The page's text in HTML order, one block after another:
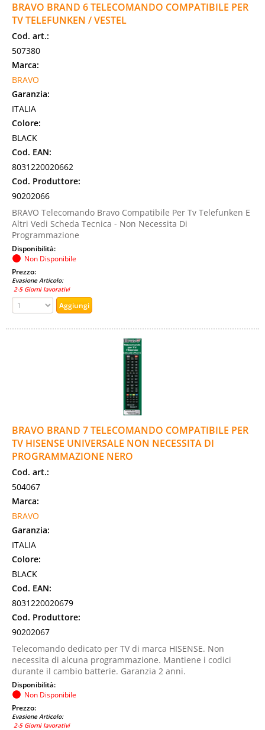
BRAVO BRAND 6 TELECOMANDO COMPATIBILE PER
TV TELEFUNKEN / VESTEL
Cod. art.:
507380
Marca:
BRAVO
Garanzia:
ITALIA
Colore:
BLACK
Cod. EAN:
8031220020662
Cod. Produttore:
90202066
BRAVO Telecomando Bravo Compatibile Per Tv Telefunken E
Altri Vedi Scheda Tecnica - Non Necessita Di
Programmazione
Disponibilità:
Non Disponibile
Prezzo:
Evasione Articolo:
2-5 Giorni lavorativi
BRAVO BRAND 7 TELECOMANDO COMPATIBILE PER
TV HISENSE UNIVERSALE NON NECESSITA DI
PROGRAMMAZIONE NERO
Cod. art.:
504067
Marca:
BRAVO
Garanzia:
ITALIA
Colore:
BLACK
Cod. EAN:
8031220020679
Cod. Produttore:
90202067
Telecomando dedicato per TV di marca HISENSE. Non
necessita di alcuna programmazione. Mantiene i codici
durante il cambio batterie. Garanzia 2 anni.
Disponibilità:
Non Disponibile
Prezzo:
Evasione Articolo:
2-5 Giorni lavorativi